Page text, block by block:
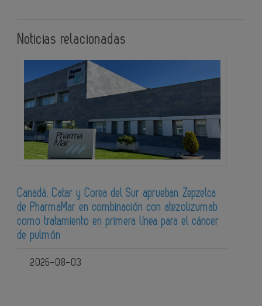
Noticias relacionadas
Canadá, Catar y Corea del Sur aprueban Zepzelca
de PharmaMar en combinación con atezolizumab
como tratamiento en primera línea para el cáncer
de pulmón
2026-08-03